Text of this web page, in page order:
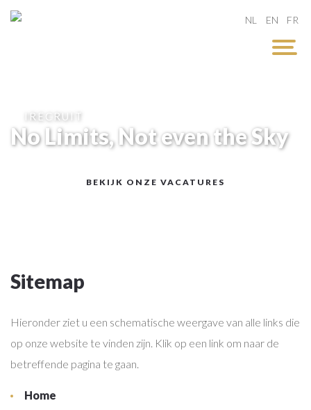
NL EN FR
IRECRUIT
No Limits, Not even the Sky
BEKIJK ONZE VACATURES
Sitemap
Hieronder ziet u een schematische weergave van alle links die
op onze website te vinden zijn. Klik op een link om naar de
betreffende pagina te gaan.
Home